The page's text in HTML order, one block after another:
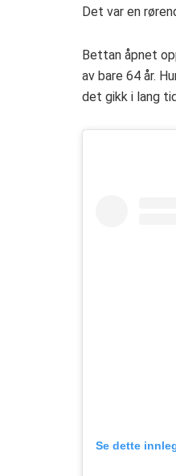
Det var en
Bettan åpnet
av bare 64 år.
det gikk i lang
Se dette